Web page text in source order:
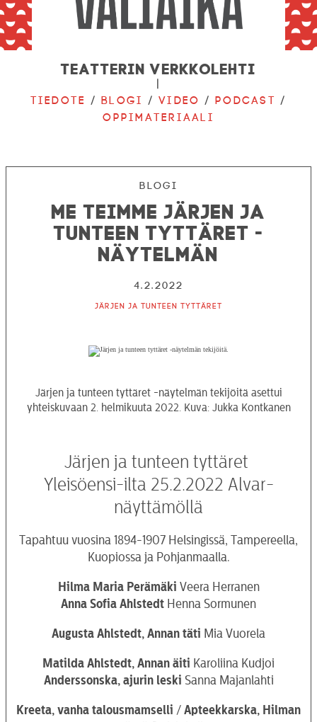
Teatterin verkkolehti
|
Tiedote /Blogi /Video /Podcast /
Oppimateriaali
Blogi
Me teimme Järjen ja
tunteen tyttäret -
näytelmän
4.2.2022
Järjen ja tunteen tyttäret
Järjen ja tunteen tyttäret -näytelmän tekijöitä asettui
yhteiskuvaan 2. helmikuuta 2022. Kuva: Jukka Kontkanen
Järjen ja tunteen tyttäret
Yleisöensi-ilta 25.2.2022 Alvar-
näyttämöllä
Tapahtuu vuosina 1894-1907 Helsingissä, Tampereella,
Kuopiossa ja Pohjanmaalla.
Hilma Maria Perämäki Veera Herranen
Anna Sofia Ahlstedt Henna Sormunen
Augusta Ahlstedt, Annan täti Mia Vuorela
Matilda Ahlstedt, Annan äiti Karoliina Kudjoi
Anderssonska, ajurin leski Sanna Majanlahti
Kreeta, vanha talousmamselli / Apteekkarska, Hilman